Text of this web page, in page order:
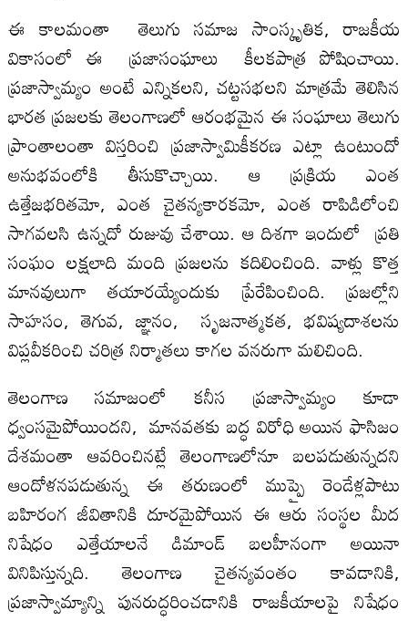
ఈ కాలమంతా తెలుగు సమాజ సాంస్కృతిక, రాజకీయ
వికాసంలో ఈ ప్రజాసంఘాలు కీలకపాత్ర పోషించాయి.
ప్రజాస్వామ్యం అంటే ఎన్నికలని, చట్టసభలని మాత్రమే తెలిసిన
భారత ప్రజలకు తెలంగాణలో ఆరంభమైన ఈ సంఘాలు తెలుగు
ప్రాంతాలంతా విస్తరించి ప్రజాస్వామికీకరణ ఎట్లా ఉంటుందో
అనుభవంలోకి తీసుకొచ్చాయి. ఆ ప్రక్రియ ఎంత
ఉత్తేజభరితమో, ఎంత చైతన్యకారకమో, ఎంత రాపిడిలోంచి
సాగవలసి ఉన్నదో రుజువు చేశాయి. ఆ దిశగా ఇందులో ప్రతి
సంఘం లక్షలాది మంది ప్రజలను కదిలించింది. వాళ్లు కొత్త
మానవులుగా తయారయ్యేందుకు ప్రేరేపించింది. ప్రజల్లోని
సాహసం, తెగువ, జ్ఞానం, సృజనాత్మకత, భవిష్యదాశలను
విప్లవీకరించి చరిత్ర నిర్మాతలు కాగల వనరుగా మలిచింది.
తెలంగాణ సమాజంలో కనీస ప్రజాస్వామ్యం కూడా
ధ్వంసమైపోయిందని, మానవతకు బద్ధ విరోధి అయిన ఫాసిజం
దేశమంతా ఆవరించినట్లే తెలంగాణలోనూ బలపడుతున్నదని
ఆందోళనపడుతున్న ఈ తరుణంలో ముప్పై రెండేళ్లపాటు
బహిరంగ జీవితానికి దూరమైపోయిన ఈ ఆరు సంస్థల మీద
నిషేధం ఎత్తేయాలనే డిమాండ్‌ బలహీనంగా అయినా
వినిపిస్తున్నది. తెలంగాణ చైతన్యవంతం కావడానికి,
ప్రజాస్వామ్యాన్ని పునరుద్ధరించడానికి రాజకీయాలపై నిషేధం